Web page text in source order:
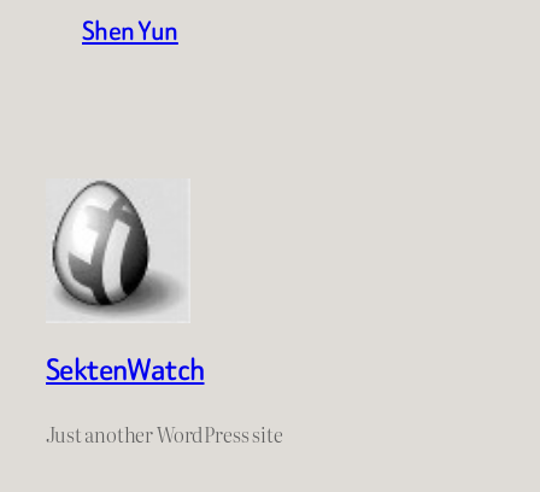
Shen Yun
SektenWatch
Just another WordPress site